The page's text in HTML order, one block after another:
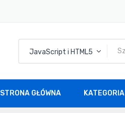
JavaScript i HTML5
STRONA GŁÓWNA KATEGORIA